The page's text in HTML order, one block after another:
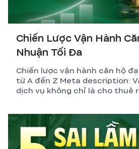
Chiến Lược Vận Hành
Nhuận Tối Đa
Chiến lược vận hành căn hộ
từ A đến Z Meta description:
dịch vụ không chỉ là cho thuê
giúp chủ đầu tư đạt lợi nhuận